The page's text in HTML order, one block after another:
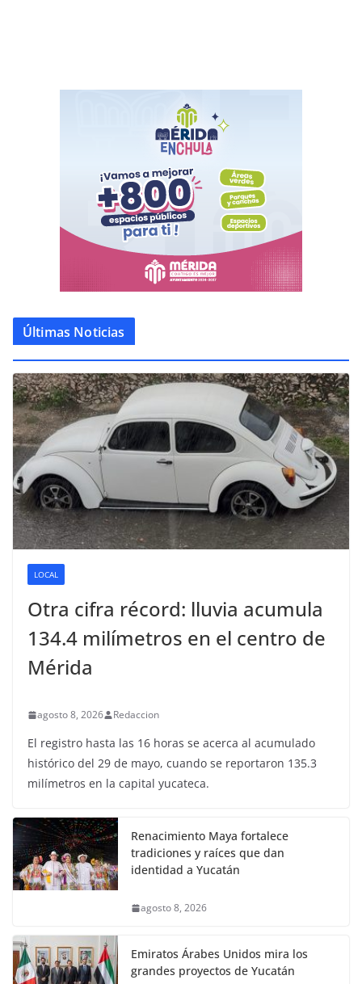
Últimas Noticias
LOCAL
Otra cifra récord: lluvia acumula
134.4 milímetros en el centro de
Mérida
agosto 8, 2026 Redaccion
El registro hasta las 16 horas se acerca al acumulado
histórico del 29 de mayo, cuando se reportaron 135.3
milímetros en la capital yucateca.
Renacimiento Maya fortalece
tradiciones y raíces que dan
identidad a Yucatán
agosto 8, 2026
Emiratos Árabes Unidos mira los
grandes proyectos de Yucatán